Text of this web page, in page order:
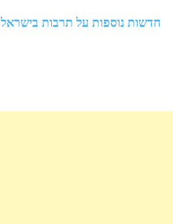
חדשות נוספות על תרבות בישראל